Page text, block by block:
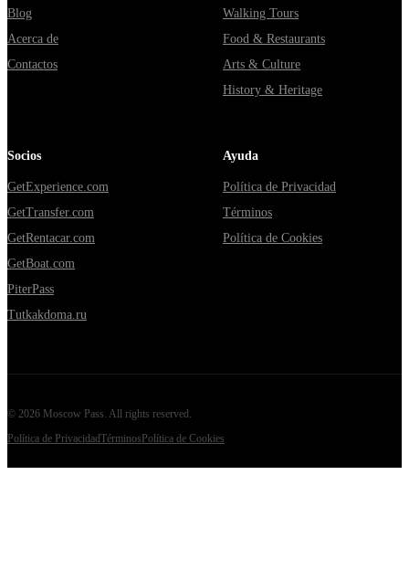
Blog
Acerca de
Contactos
Walking Tours
Food & Restaurants
Arts & Culture
History & Heritage
Socios
GetExperience.com
GetTransfer.com
GetRentacar.com
GetBoat.com
PiterPass
Tutkakdoma.ru
Ayuda
Política de Privacidad
Términos
Política de Cookies
© 2026 Moscow Pass. All rights reserved.
Política de PrivacidadTérminosPolítica de Cookies